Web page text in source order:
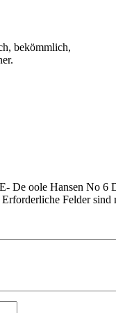
bekömmlich,
De oole Hansen No
Erforderliche Felder sind